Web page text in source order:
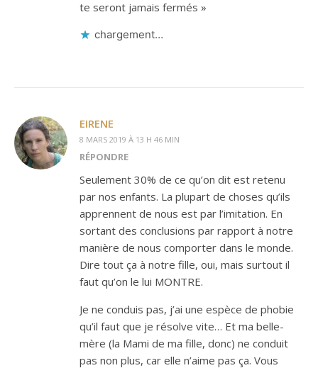
te seront jamais fermés »
chargement…
EIRENE
8 MARS 2019 À 13 H 46 MIN
RÉPONDRE
Seulement 30% de ce qu’on dit est retenu
par nos enfants. La plupart de choses qu’ils
apprennent de nous est par l’imitation. En
sortant des conclusions par rapport à notre
manière de nous comporter dans le monde.
Dire tout ça à notre fille, oui, mais surtout il
faut qu’on le lui MONTRE.
Je ne conduis pas, j’ai une espèce de phobie
qu’il faut que je résolve vite… Et ma belle-
mère (la Mami de ma fille, donc) ne conduit
pas non plus, car elle n’aime pas ça. Vous